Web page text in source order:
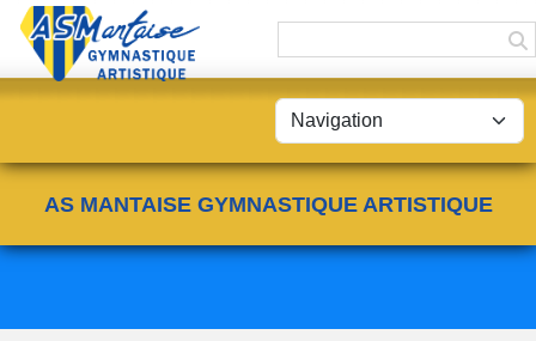
AS MANTAISE GYMNASTIQUE ARTISTIQUE
Panneau de gestion des cookies